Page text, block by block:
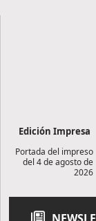
Edición Impresa
Portada del impreso
del 4 de agosto de
2026